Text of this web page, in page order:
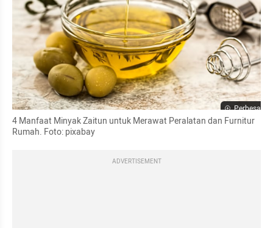
Perbesar
4 Manfaat Minyak Zaitun untuk Merawat Peralatan dan Furnitur
Rumah. Foto: pixabay
ADVERTISEMENT